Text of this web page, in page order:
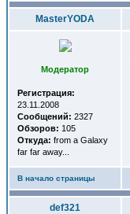
MasterYODA
Модератор
Регистрация:
23.11.2008
Сообщений: 2327
Обзоров: 105
Откуда: from a Galaxy
far far away...
В начало страницы
def321